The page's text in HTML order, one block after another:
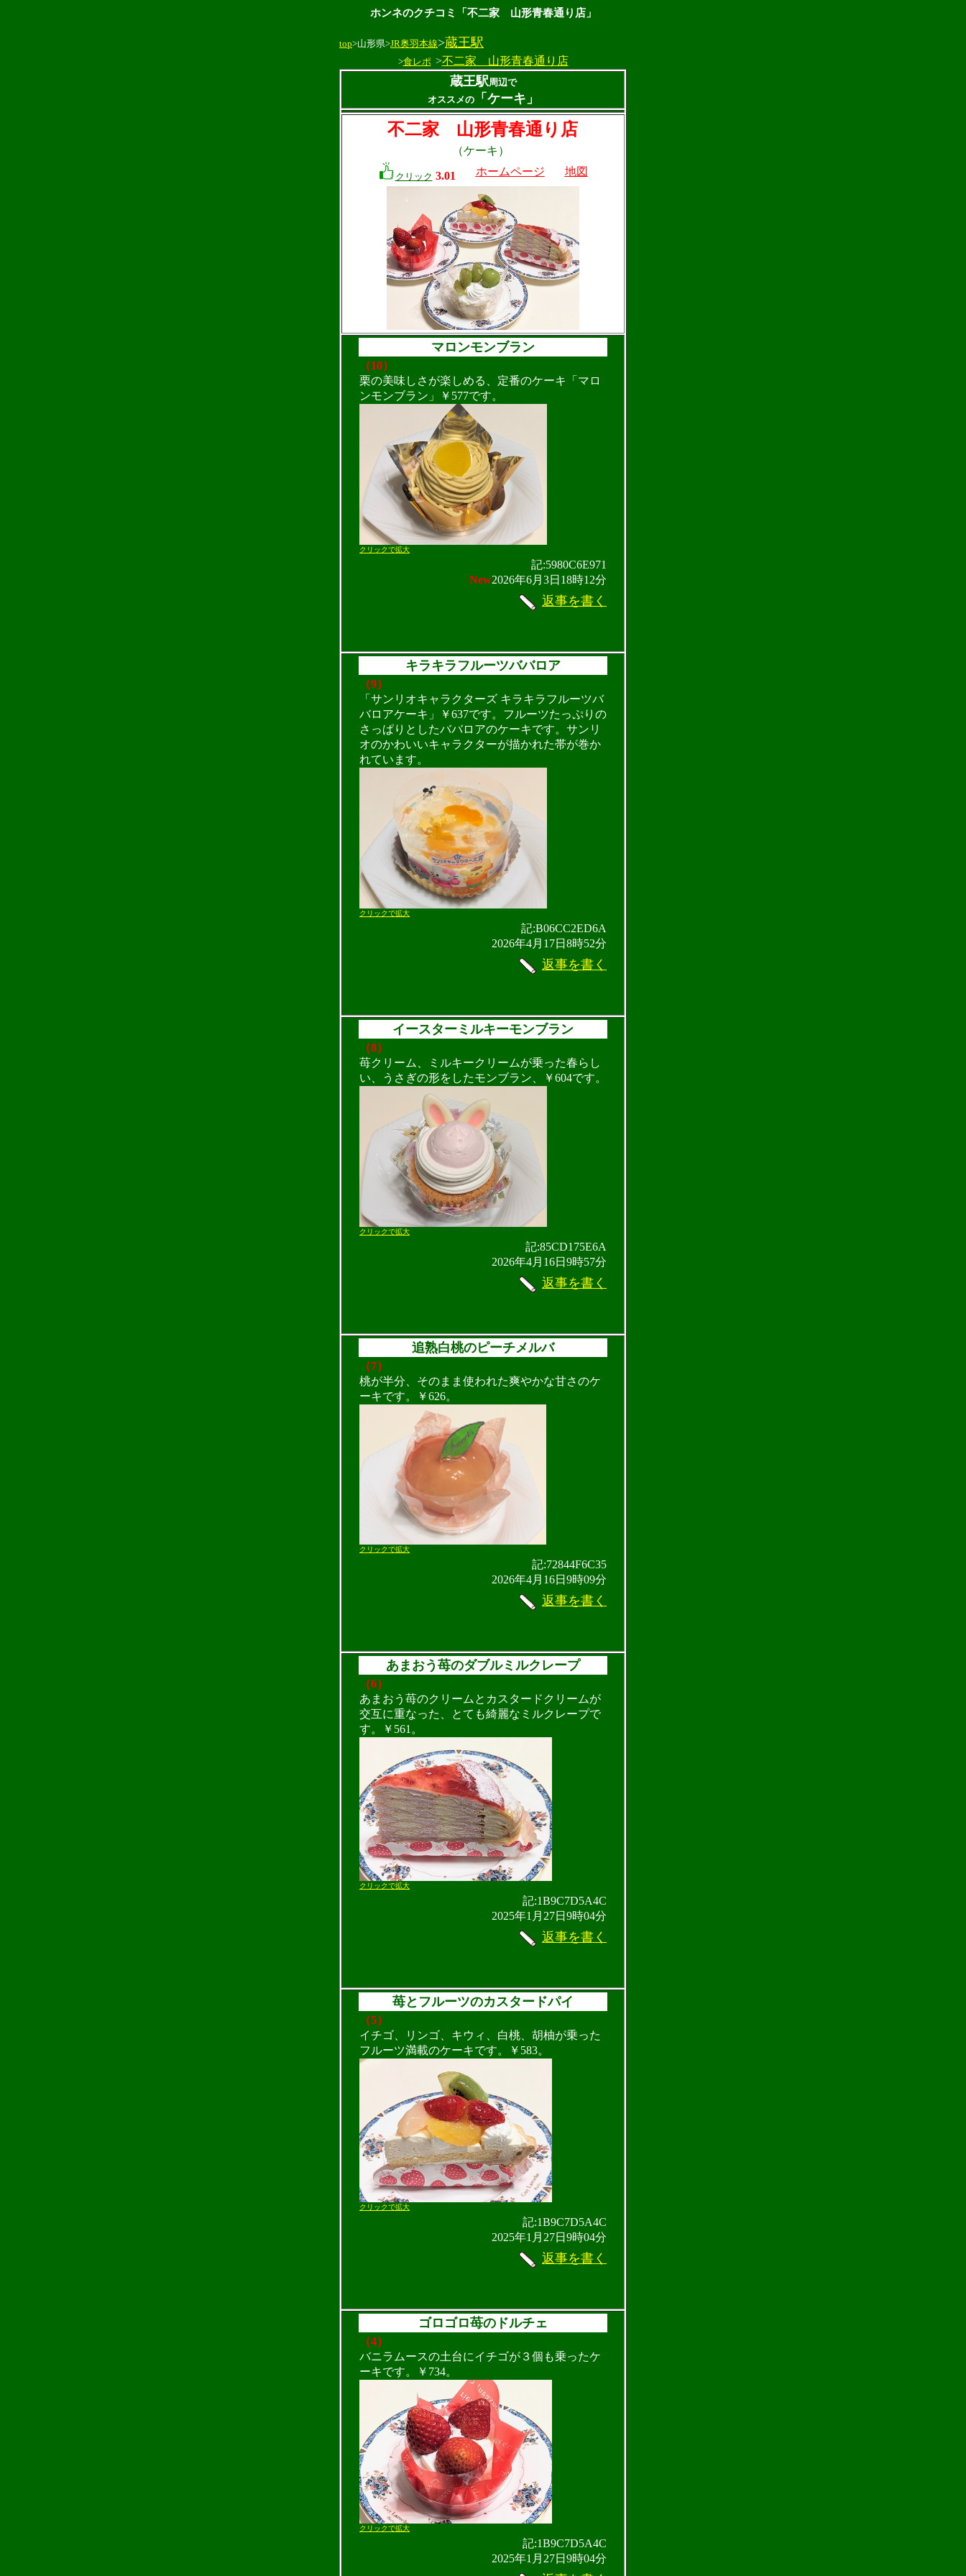
ホンネのクチコミ「不二家 山形青春通り店」
top>山形県>JR奥羽本線>蔵王駅
>食レポ >不二家 山形青春通り店
蔵王駅周辺で
オススメの「ケーキ」
不二家 山形青春通り店
（ケーキ）
クリック 3.01 ホームページ 地図
マロンモンブラン
（10）
栗の美味しさが楽しめる、定番のケーキ「マロ
ンモンブラン」￥577です。
クリックで拡大
記:5980C6E971
New2026年6月3日18時12分
返事を書く
キラキラフルーツババロア
（9）
「サンリオキャラクターズ キラキラフルーツバ
バロアケーキ」￥637です。フルーツたっぷりの
さっぱりとしたババロアのケーキです。サンリ
オのかわいいキャラクターが描かれた帯が巻か
れています。
クリックで拡大
記:B06CC2ED6A
2026年4月17日8時52分
返事を書く
イースターミルキーモンブラン⁡
（8）
苺クリーム、ミルキークリームが乗った春らし
い、うさぎの形をしたモンブラン、￥604です。
クリックで拡大
記:85CD175E6A
2026年4月16日9時57分
返事を書く
追熟白桃のピーチメルバ
（7）
桃が半分、そのまま使われた爽やかな甘さのケ
ーキです。￥626。
クリックで拡大
記:72844F6C35
2026年4月16日9時09分
返事を書く
あまおう苺のダブルミルクレープ
（6）
あまおう苺のクリームとカスタードクリームが
交互に重なった、とても綺麗なミルクレープで
す。￥561。
クリックで拡大
記:1B9C7D5A4C
2025年1月27日9時04分
返事を書く
苺とフルーツのカスタードパイ
（5）
イチゴ、リンゴ、キウィ、白桃、胡柚が乗った
フルーツ満載のケーキです。￥583。
クリックで拡大
記:1B9C7D5A4C
2025年1月27日9時04分
返事を書く
ゴロゴロ苺のドルチェ
（4）
バニラムースの土台にイチゴが３個も乗ったケ
ーキです。￥734。
クリックで拡大
記:1B9C7D5A4C
2025年1月27日9時04分